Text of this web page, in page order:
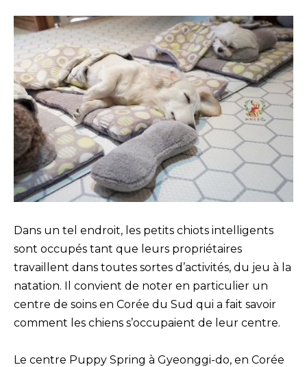
Dans un tel endroit, les petits chiots intelligents
sont occupés tant que leurs propriétaires
travaillent dans toutes sortes d’activités, du jeu à la
natation. Il convient de noter en particulier un
centre de soins en Corée du Sud qui a fait savoir
comment les chiens s’occupaient de leur centre.
Le centre Puppy Spring à Gyeonggi-do, en Corée